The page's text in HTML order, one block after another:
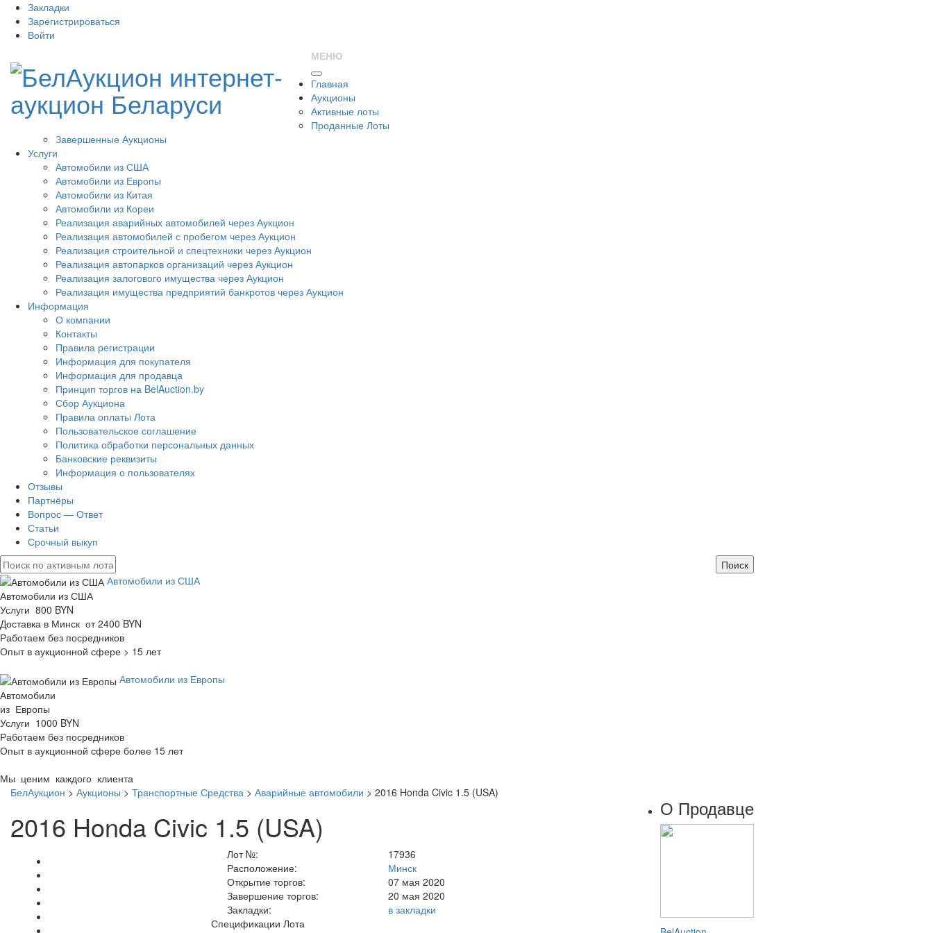
Закладки
Зарегистрироваться
Войти
МЕНЮ
Главная
Аукционы
Активные лоты
Проданные Лоты
Завершенные Аукционы
Услуги
Автомобили из США
Автомобили из Европы
Автомобили из Китая
Автомобили из Кореи
Реализация аварийных автомобилей через Аукцион
Реализация автомобилей с пробегом через Аукцион
Реализация строительной и спецтехники через Аукцион
Реализация автопарков организаций через Аукцион
Реализация залогового имущества через Аукцион
Реализация имущества предприятий банкротов через Аукцион
Информация
О компании
Контакты
Правила регистрации
Информация для покупателя
Информация для продавца
Принцип торгов на BelAuction.by
Сбор Аукциона
Правила оплаты Лота
Пользовательское соглашение
Политика обработки персональных данных
Банковские реквизиты
Информация о пользователях
Отзывы
Партнёры
Вопрос — Ответ
Статьи
Срочный выкуп
Автомобили из США
Автомобили из США
Услуги 800 BYN
Доставка в Минск от 2400 BYN
Работаем без посредников
Опыт в аукционной сфере > 15 лет
Автомобили из Европы
Автомобили
из Европы
Услуги 1000 BYN
Работаем без посредников
Опыт в аукционной сфере более 15 лет
Мы ценим каждого клиента
БелАукцион > Аукционы > Транспортные Средства > Аварийные автомобили > 2016 Honda Civic 1.5 (USA)
2016 Honda Civic 1.5 (USA)
Лот №:
17936
Расположение:
Минск
Открытие торгов:
07 мая 2020
Завершение торгов:
20 мая 2020
Закладки:
в закладки
Спецификации Лота
О Продавце